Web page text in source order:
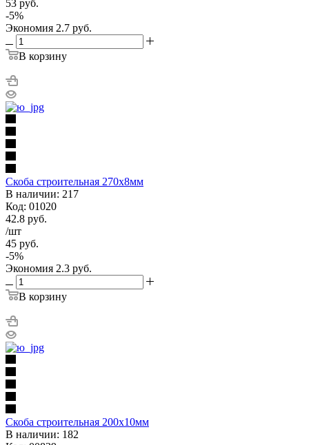
53 руб.
-5%
Экономия 2.7 руб.
В корзину
Скоба строительная 270х8мм
В наличии: 217
Код: 01020
42.8 руб.
/шт
45 руб.
-5%
Экономия 2.3 руб.
В корзину
Скоба строительная 200х10мм
В наличии: 182